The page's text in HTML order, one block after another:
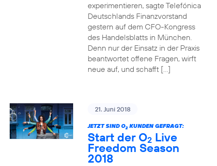
experimentieren, sagte Telefónica
Deutschlands Finanzvorstand
gestern auf dem CFO-Kongress
des Handelsblatts in München.
Denn nur der Einsatz in der Praxis
beantwortet offene Fragen, wirft
neue auf, und schafft […]
21. Juni 2018
JETZT SIND O2KUNDEN GEFRAGT:
Start der O2 Live
Freedom Season
2018